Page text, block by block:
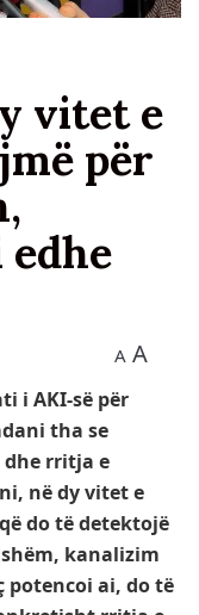
vitet e
për
A A
i AKI-së për
tha se
rritja e
në dy vitet e
do të detektojë
kanalizim
potencoi ai, do të